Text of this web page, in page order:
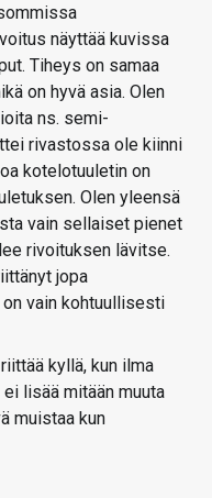
näyttää kuvissa
Tiheys on samaa
on hyvä asia. Olen
ns. semi-
rivastossa ole kiinni
kotelotuuletin on
Olen yleensä
vain sellaiset pienet
rivoituksen lävitse.
jopa
vain kohtuullisesti
kyllä, kun ilma
lisää mitään muuta
muistaa kun